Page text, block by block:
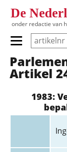
De
onder redactie van
Primair menu
Artikel
1983: